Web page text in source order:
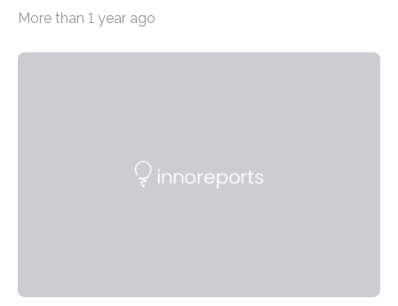
Leben gerufen, um die bemerkenswertesten
Foundation, des BIAL Award in Biomedicine ist in
More than 1 year ago